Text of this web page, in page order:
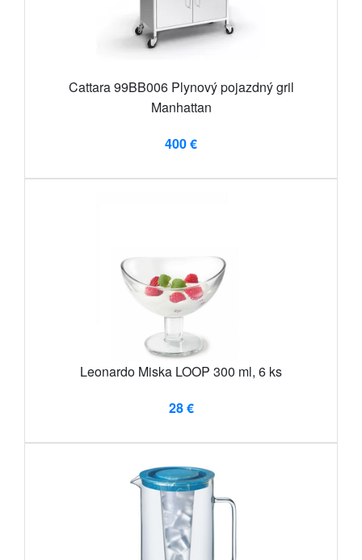
Cattara 99BB006 Plynový pojazdný gril
Manhattan
400 €
Leonardo Miska LOOP 300 ml, 6 ks
28 €